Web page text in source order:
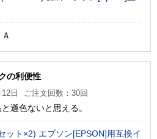
の利便性
日 ご注文回数：30回
遜色ないと思える。
ット×2) エプソン[EPSON]用互換イ